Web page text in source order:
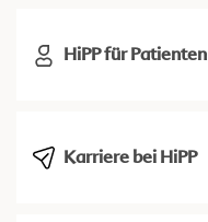
HiPP für Patienten
Karriere bei HiPP